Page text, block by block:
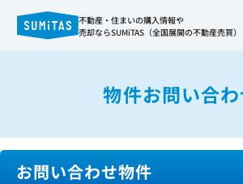
不動産・住まいの購入情報や
売却ならSUMiTAS（全国展開の不動産売買）
物件お問い合
お問い合わせ物件